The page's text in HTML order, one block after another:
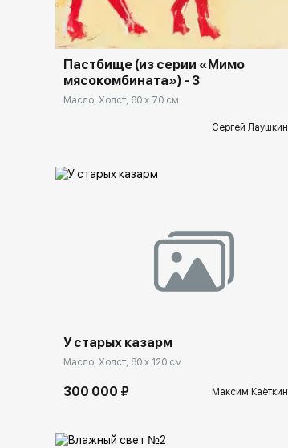
Пастбище (из серии «Мимо
мясокомбината») - 3
Масло, Холст, 60 x 70 см
Сергей Лаушкин
ekb.rakovgallery.ru
У старых казарм
Масло, Холст, 80 x 120 см
300 000 ₽ Максим Каёткин